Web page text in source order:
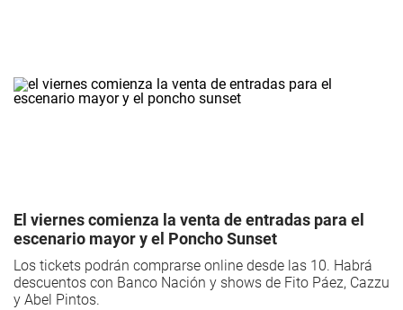
El viernes comienza la venta de entradas para el
escenario mayor y el Poncho Sunset
Los tickets podrán comprarse online desde las 10. Habrá
descuentos con Banco Nación y shows de Fito Páez, Cazzu
y Abel Pintos.